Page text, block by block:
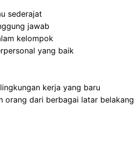
sederajat
jawab
kelompok
yang baik
kerja yang baru
orang dari berbagai latar belakang